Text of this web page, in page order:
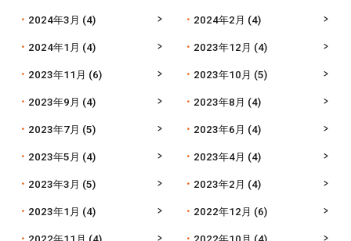
2024年3月 (4) 2024年2月 (4)
2024年1月 (4) 2023年12月 (4)
2023年11月 (6) 2023年10月 (5)
2023年9月 (4) 2023年8月 (4)
2023年7月 (5) 2023年6月 (4)
2023年5月 (4) 2023年4月 (4)
2023年3月 (5) 2023年2月 (4)
2023年1月 (4) 2022年12月 (6)
2022年11月 (4) 2022年10月 (4)